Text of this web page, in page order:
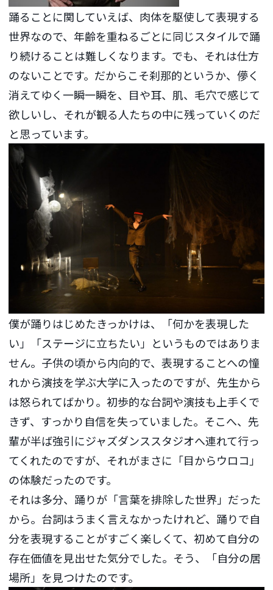
踊ることに関していえば、肉体を駆使して表現する
世界なので、年齢を重ねるごとに同じスタイルで踊
り続けることは難しくなります。でも、それは仕方
のないことです。だからこそ刹那的というか、儚く
消えてゆく一瞬一瞬を、目や耳、肌、毛穴で感じて
欲しいし、それが観る人たちの中に残っていくのだ
と思っています。
僕が踊りはじめたきっかけは、「何かを表現した
い」「ステージに立ちたい」というものではありま
せん。子供の頃から内向的で、表現することへの憧
れから演技を学ぶ大学に入ったのですが、先生から
は怒られてばかり。初歩的な台詞や演技も上手くで
きず、すっかり自信を失っていました。そこへ、先
輩が半ば強引にジャズダンススタジオへ連れて行っ
てくれたのですが、それがまさに「目からウロコ」
の体験だったのです。
それは多分、踊りが「言葉を排除した世界」だった
から。台詞はうまく言えなかったけれど、踊りで自
分を表現することがすごく楽しくて、初めて自分の
存在価値を見出せた気分でした。そう、「自分の居
場所」を見つけたのです。